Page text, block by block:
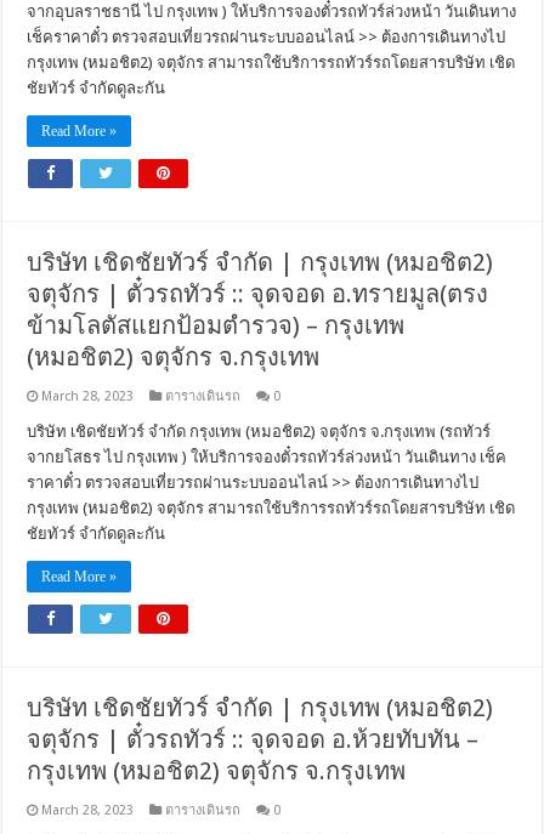
จากอุบลราชธานี ไป กรุงเทพ ) ให้บริการจองตั๋วรถทัวร์ล่วงหน้า วันเดินทาง
เช็คราคาตั๋ว ตรวจสอบเที่ยวรถผ่านระบบออนไลน์ >> ต้องการเดินทางไป
กรุงเทพ (หมอชิต2) จตุจักร สามารถใช้บริการรถทัวร์รถโดยสารบริษัท เชิด
ชัยทัวร์ จำกัดดูละกัน
Read More »
บริษัท เชิดชัยทัวร์ จำกัด | กรุงเทพ (หมอชิต2)
จตุจักร | ตั๋วรถทัวร์ :: จุดจอด อ.ทรายมูล(ตรง
ข้ามโลตัสแยกป้อมตำรวจ) – กรุงเทพ
(หมอชิต2) จตุจักร จ.กรุงเทพ
March 28, 2023 ตารางเดินรถ 0
บริษัท เชิดชัยทัวร์ จำกัด กรุงเทพ (หมอชิต2) จตุจักร จ.กรุงเทพ (รถทัวร์
จากยโสธร ไป กรุงเทพ ) ให้บริการจองตั๋วรถทัวร์ล่วงหน้า วันเดินทาง เช็ค
ราคาตั๋ว ตรวจสอบเที่ยวรถผ่านระบบออนไลน์ >> ต้องการเดินทางไป
กรุงเทพ (หมอชิต2) จตุจักร สามารถใช้บริการรถทัวร์รถโดยสารบริษัท เชิด
ชัยทัวร์ จำกัดดูละกัน
Read More »
บริษัท เชิดชัยทัวร์ จำกัด | กรุงเทพ (หมอชิต2)
จตุจักร | ตั๋วรถทัวร์ :: จุดจอด อ.ห้วยทับทัน –
กรุงเทพ (หมอชิต2) จตุจักร จ.กรุงเทพ
March 28, 2023 ตารางเดินรถ 0